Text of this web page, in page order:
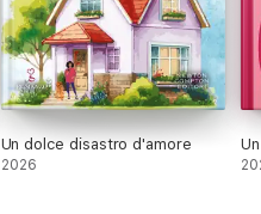
Un dolce disastro d'amore
2026